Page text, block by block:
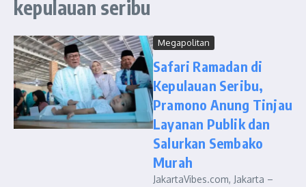
kepulauan seribu
Megapolitan
Safari Ramadan di
Kepulauan Seribu,
Pramono Anung Tinjau
Layanan Publik dan
Salurkan Sembako
Murah
JakartaVibes.com, Jakarta –